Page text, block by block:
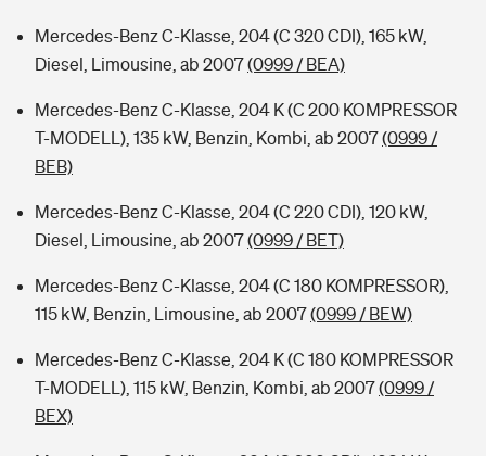
Mercedes-Benz C-Klasse, 204 (C 320 CDI), 165 kW,
Diesel, Limousine, ab 2007(0999 / BEA)
Mercedes-Benz C-Klasse, 204 K (C 200 KOMPRESSOR
T-MODELL), 135 kW, Benzin, Kombi, ab 2007(0999 /
BEB)
Mercedes-Benz C-Klasse, 204 (C 220 CDI), 120 kW,
Diesel, Limousine, ab 2007(0999 / BET)
Mercedes-Benz C-Klasse, 204 (C 180 KOMPRESSOR),
115 kW, Benzin, Limousine, ab 2007(0999 / BEW)
Mercedes-Benz C-Klasse, 204 K (C 180 KOMPRESSOR
T-MODELL), 115 kW, Benzin, Kombi, ab 2007(0999 /
BEX)